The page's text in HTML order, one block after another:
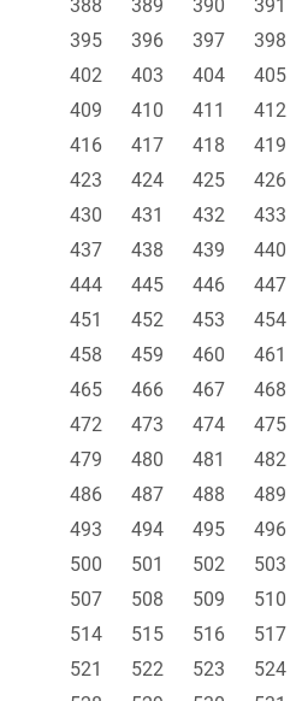
388
389 390 391
395
396 397 398
402
403 404 405
409
410 411 412
416
417 418 419
423
424 425 426
430
431 432 433
437
438 439 440
444
445 446 447
451
452 453 454
458
459 460 461
465
466 467 468
472
473 474 475
479
480 481 482
486
487 488 489
493
494 495 496
500
501 502 503
507
508 509 510
514
515 516 517
521
522 523 524